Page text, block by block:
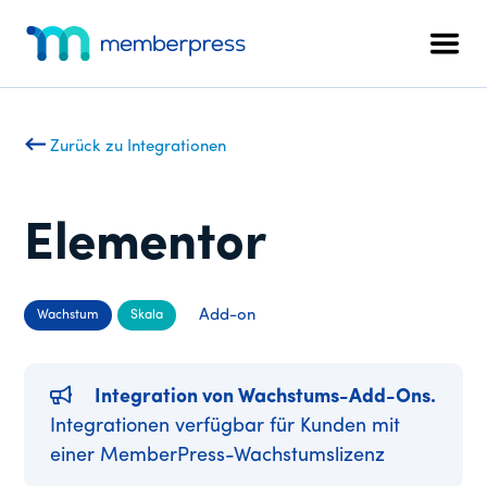
Hauptinhalt
springen
Fußzeile
springen
Menü
in-
Mitgliedschafts-
Plugin
Zurück zu Integrationen
Elementor
Wachstum Skala Add-on
Integration von Wachstums-Add-Ons.
Integrationen verfügbar für Kunden mit
einer MemberPress-Wachstumslizenz